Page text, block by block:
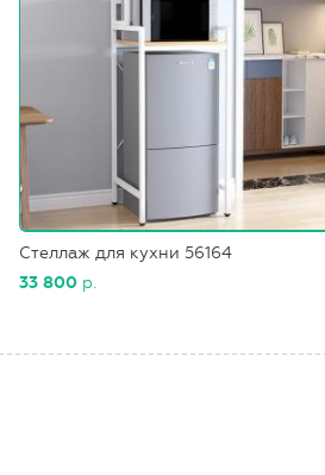
Стеллаж для кухни 56164
33 800 р.